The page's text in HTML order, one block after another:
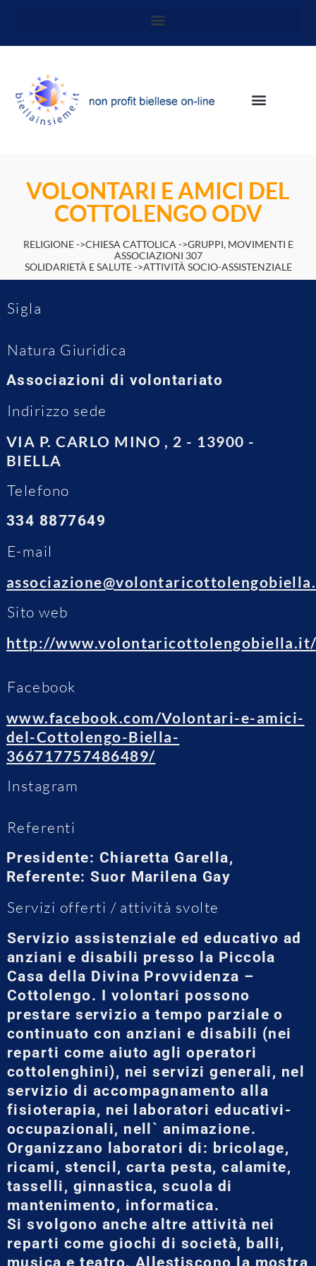
VOLONTARI E AMICI DEL
COTTOLENGO ODV
RELIGIONE ->CHIESA CATTOLICA ->GRUPPI, MOVIMENTI E
ASSOCIAZIONI 307
SOLIDARIETÀ E SALUTE ->ATTIVITÀ SOCIO-ASSISTENZIALE
Sigla
Natura Giuridica
Associazioni di volontariato
Indirizzo sede
VIA P. CARLO MINO , 2 - 13900 -
BIELLA
Telefono
334 8877649
E-mail
Sito web
http://
Facebook
www.facebook.com/Volontari-e-amici-
del-Cottolengo-Biella-
366717757486489/
Instagram
Referenti
Presidente: Chiaretta Garella,
Referente: Suor Marilena Gay
Servizi offerti / attività svolte
Servizio assistenziale ed educativo ad
anziani e disabili presso la Piccola
Casa della Divina Provvidenza –
Cottolengo. I volontari possono
prestare servizio a tempo parziale o
continuato con anziani e disabili (nei
reparti come aiuto agli operatori
cottolenghini), nei servizi generali, nel
servizio di accompagnamento alla
fisioterapia, nei laboratori educativi-
occupazionali, nell` animazione.
Organizzano laboratori di: bricolage,
ricami, stencil, carta pesta, calamite,
tasselli, ginnastica, scuola di
mantenimento, informatica.
Si svolgono anche altre attività nei
reparti come giochi di società, balli,
musica e teatro. Allestiscono la mostra